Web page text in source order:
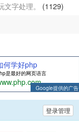
字处理。 (1129)
Google提供的广告
何学好php
是最好的网页语言
登录管理